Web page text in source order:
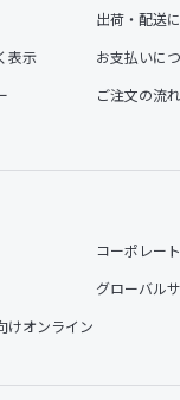
出荷・配送
表示
お支払いに
ご注文の流れ
コーポレー
グローバル
けオンライン